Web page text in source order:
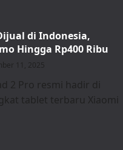
di Indonesia,
Hingga Rp400 Ribu
11, 2025
2 Pro resmi hadir di
tablet terbaru Xiaomi